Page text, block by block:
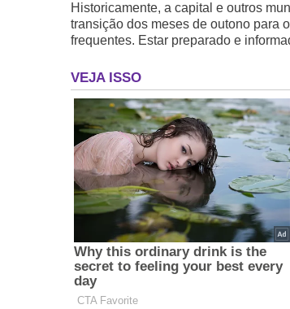
Historicamente, a capital e outros
transição dos meses de outono para
frequentes. Estar preparado e